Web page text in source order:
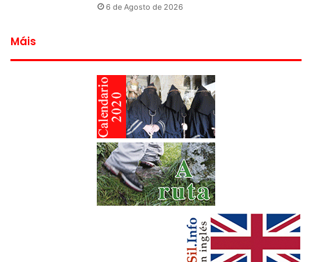
6 de Agosto de 2026
Máis